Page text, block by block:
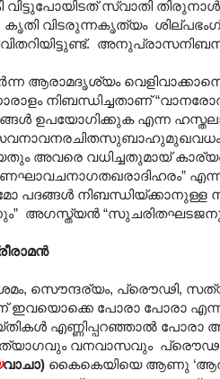
വിട്ടുപോയിടത് സ്വാതി
വിടരുന്നകൃത്യം
ആരാമദൃശ്യം
നിബന്ധിച്ചതാണ്
ഉപയോഗിക്കുക എന്ന
അവരെ വധിച്ചതുമായ്
പദങ്ങള്‍
അഗസ്ത്യന്‍
ശമം, സൌന്ദര്യം, പ്രൌഢി,
പോരാ പോരാ
എണ്ണിപ്പറഞ്ഞാല്‍ പോരാ
വനവാസവും
വാചാ) കൈകെയിയെ ആണു